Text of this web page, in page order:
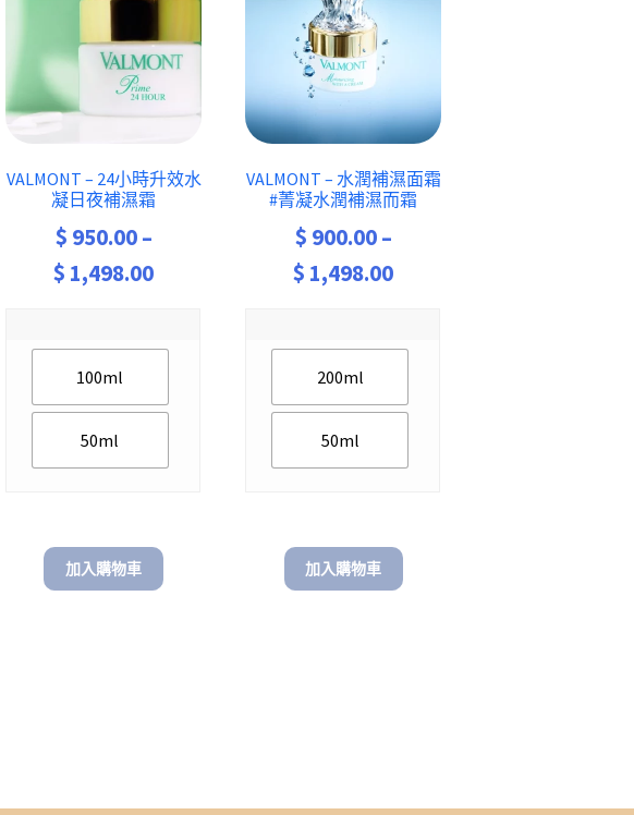
VALMONT – 24小時升效水
凝日夜補濕霜
$ 950.00–
$ 1,498.00Price
$ 950.00
$ 1,498.00
100ml
50ml
加入購物車
VALMONT – 水潤補濕面霜
#菁凝水潤補濕而霜
$ 900.00–
$ 1,498.00Price
$ 900.00
$ 1,498.00
200ml
50ml
加入購物車